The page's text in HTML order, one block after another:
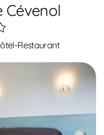
Cévenol
Restaurant